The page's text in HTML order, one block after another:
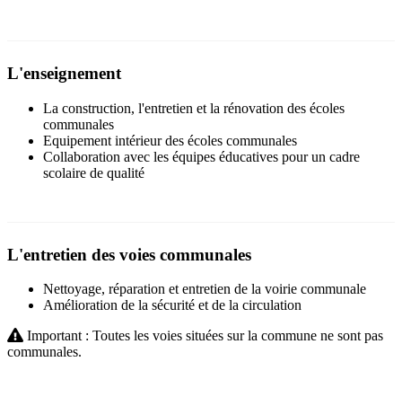
L'enseignement
La construction, l'entretien et la rénovation des écoles
communales
Equipement intérieur des écoles communales
Collaboration avec les équipes éducatives pour un cadre
scolaire de qualité
L'entretien des voies communales
Nettoyage, réparation et entretien de la voirie communale
Amélioration de la sécurité et de la circulation
Important : Toutes les voies situées sur la commune ne sont pas
communales.